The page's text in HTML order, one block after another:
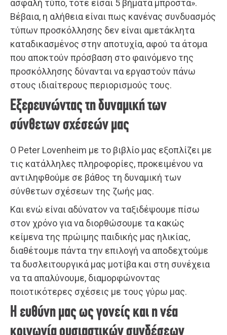
ασφαλή τύπο, τότε είσαι 5 βήματα μπροστά».
Βέβαια, η αλήθεια είναι πως κανένας συνδυασμός
τύπων προσκόλλησης δεν είναι αμετάκλητα
καταδικασμένος στην αποτυχία, αφού τα άτομα
που αποκτούν πρόσβαση στο φαινόμενο της
προσκόλλησης δύνανται να εργαστούν πάνω
στους ιδιαίτερους περιορισμούς τους.
Εξερευνώντας τη δυναμική των
σύνθετων σχέσεών μας
Ο Peter Lovenheim με το βιβλίο μας εξοπλίζει με
τις κατάλληλες πληροφορίες, προκειμένου να
αντιληφθούμε σε βάθος τη δυναμική των
σύνθετων σχέσεων της ζωής μας.
Και ενώ είναι αδύνατον να ταξιδέψουμε πίσω
στον χρόνο για να διορθώσουμε τα κακώς
κείμενα της πρώιμης παιδικής μας ηλικίας,
διαθέτουμε πάντα την επιλογή να αποδεχτούμε
τα δυσλειτουργικά μας μοτίβα και στη συνέχεια
να τα απαλύνουμε, διαμορφώνοντας
ποιοτικότερες σχέσεις με τους γύρω μας.
Η ευθύνη μας ως γονείς και η νέα